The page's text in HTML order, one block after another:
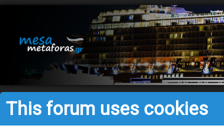
This forum uses cookies